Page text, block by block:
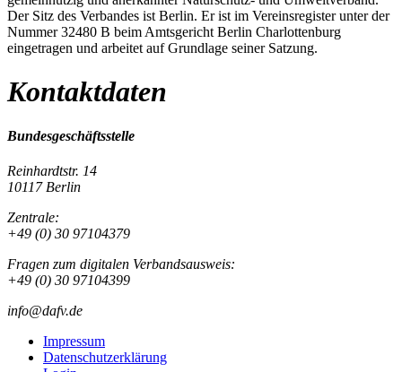
Der Sitz des Verbandes ist Berlin. Er ist im Vereinsregister unter der
Nummer 32480 B beim Amtsgericht Berlin Charlottenburg
eingetragen und arbeitet auf Grundlage seiner Satzung.
Kontaktdaten
Bundesgeschäftsstelle
Reinhardtstr. 14
10117 Berlin
Zentrale:
+49 (0) 30 97104379
Fragen zum digitalen Verbandsausweis:
+49 (0) 30 97104399
info@dafv.de
Impressum
Datenschutzerklärung